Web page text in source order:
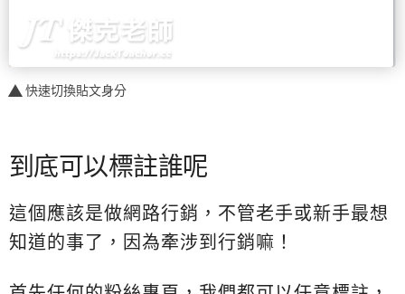
快速切換貼文身分
到底可以標註誰呢
這個應該是做網路行銷，不管老手或新手最想
知道的事了，因為牽涉到行銷嘛！